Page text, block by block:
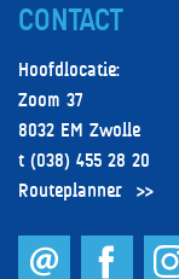
CONTACT
Hoofdlocatie:
Zoom 37
8032 EM Zwolle
t (038) 455 28 20
Routeplanner